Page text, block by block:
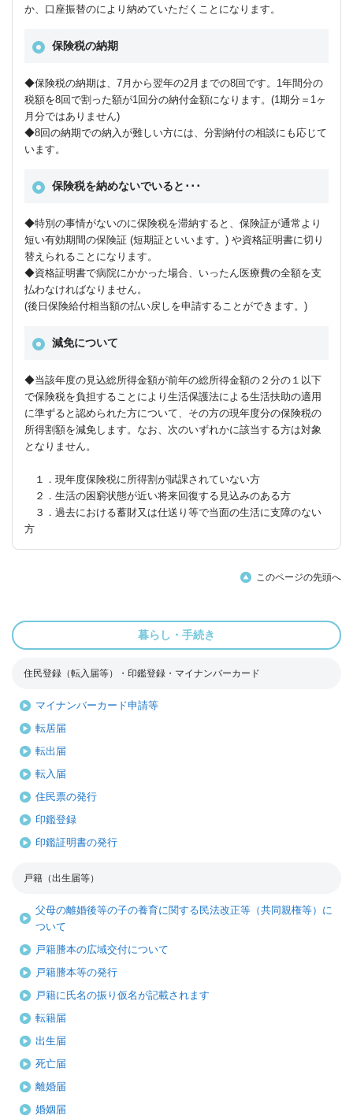
か、口座振替のにより納めていただくことになります。
保険税の納期
◆保険税の納期は、7月から翌年の2月までの8回です。1年間分の
税額を8回で割った額が1回分の納付金額になります。(1期分＝1ヶ
月分ではありません)
◆8回の納期での納入が難しい方には、分割納付の相談にも応じて
います。
保険税を納めないでいると･･･
◆特別の事情がないのに保険税を滞納すると、保険証が通常より
短い有効期間の保険証 (短期証といいます。) や資格証明書に切り
替えられることになります。
◆資格証明書で病院にかかった場合、いったん医療費の全額を支
払わなければなりません。
(後日保険給付相当額の払い戻しを申請することができます。)
減免について
◆当該年度の見込総所得金額が前年の総所得金額の２分の１以下
で保険税を負担することにより生活保護法による生活扶助の適用
に準ずると認められた方について、その方の現年度分の保険税の
所得割額を減免します。なお、次のいずれかに該当する方は対象
となりません。
１．現年度保険税に所得割が賦課されていない方
２．生活の困窮状態が近い将来回復する見込みのある方
３．過去における蓄財又は仕送り等で当面の生活に支障のない
方
このページの先頭へ
暮らし・手続き
住民登録（転入届等）・印鑑登録・マイナンバーカード
マイナンバーカード申請等
転居届
転出届
転入届
住民票の発行
印鑑登録
印鑑証明書の発行
戸籍（出生届等）
父母の離婚後等の子の養育に関する民法改正等（共同親権等）に
ついて
戸籍謄本の広域交付について
戸籍謄本等の発行
戸籍に氏名の振り仮名が記載されます
転籍届
出生届
死亡届
離婚届
婚姻届